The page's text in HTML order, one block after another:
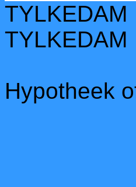
TYLKEDAM
TYLKEDAM
Hypotheek